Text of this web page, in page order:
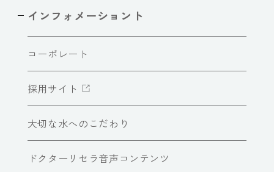
インフォメーショント
コーポレート
採用サイト
大切な水へのこだわり
ドクターリセラ音声コンテンツ